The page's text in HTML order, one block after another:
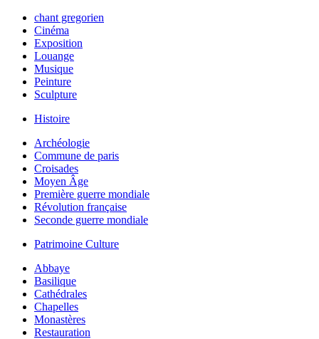
chant gregorien
Cinéma
Exposition
Louange
Musique
Peinture
Sculpture
Histoire
Archéologie
Commune de paris
Croisades
Moyen Âge
Première guerre mondiale
Révolution française
Seconde guerre mondiale
Patrimoine Culture
Abbaye
Basilique
Cathédrales
Chapelles
Monastères
Restauration